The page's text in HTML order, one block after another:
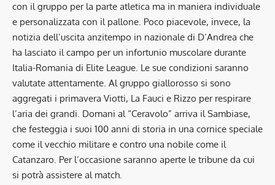
con il gruppo per la parte atletica ma in maniera individuale
e personalizzata con il pallone. Poco piacevole, invece, la
notizia dell’uscita anzitempo in nazionale di D’Andrea che
ha lasciato il campo per un infortunio muscolare durante
Italia-Romania di Elite League. Le sue condizioni saranno
valutate attentamente. Al gruppo giallorosso si sono
aggregati i primavera Viotti, La Fauci e Rizzo per respirare
l’aria dei grandi. Domani al “Ceravolo” arriva il Sambiase,
che festeggia i suoi 100 anni di storia in una cornice speciale
come il vecchio militare e contro una nobile come il
Catanzaro. Per l’occasione saranno aperte le tribune da cui
si potrà assistere al match.